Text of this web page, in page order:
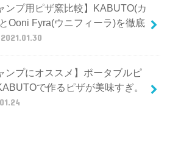
ンプ用ピザ窯比較】KABUTO(カ
Ooni Fyra(ウニフィーラ)を徹底
2021.01.30
ンプにオススメ】ポータブルピ
で作るピザが美味すぎ。